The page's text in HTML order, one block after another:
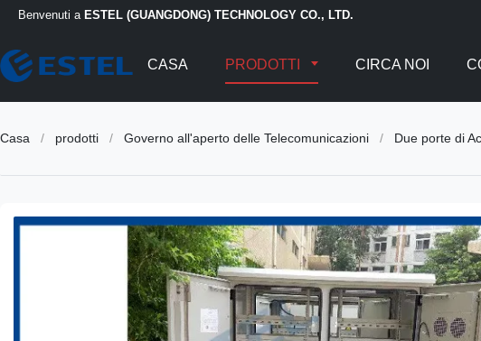
Benvenuti a ESTEL (GUANGDONG) TECHNOLOGY CO., LTD.
CASA PRODOTTI CIRCA NOI
Casa / prodotti / Governo all'aperto delle Telecomunicazioni / Due porte di